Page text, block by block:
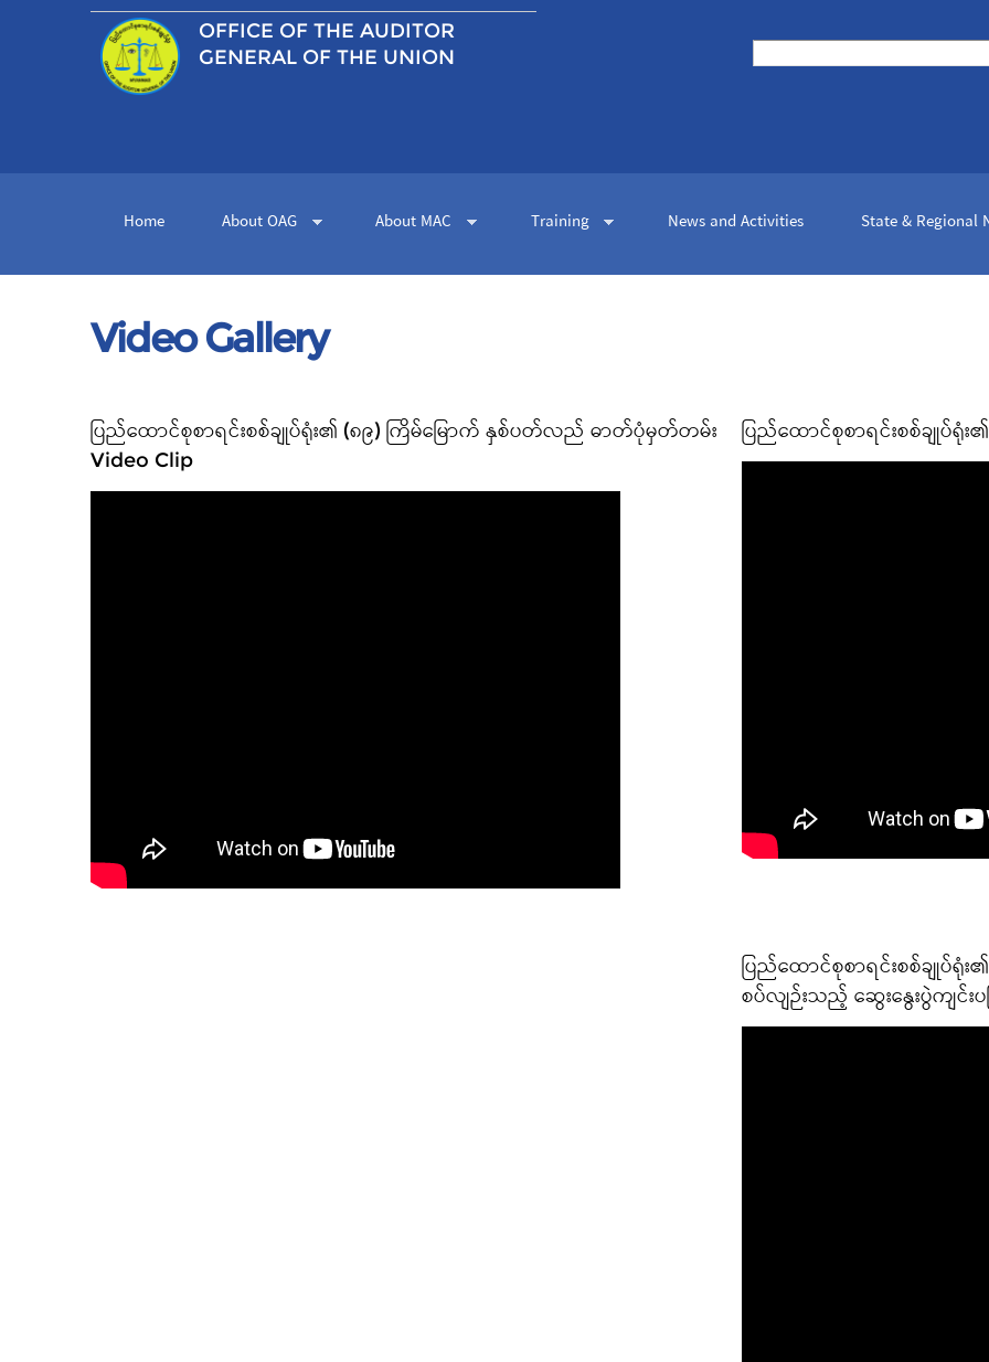
OFFICE OF THE AUDITOR
GENERAL OF THE UNION
Search form
Home About OAG About MAC Training News and Activities State & Regional
Video Gallery
ပြည်ထောင်စုစာရင်းစစ်ချုပ်ရုံး၏ (၈၉) ကြိမ်မြောက် နှစ်ပတ်လည် ဓာတ်ပုံမှတ်တမ်း
Video Clip
ပြည်ထောင်စုစာရင်းစစ်ချုပ်
ပြည်ထောင်စုစာရင်းစစ်ချုပ်ရုံ
စပ်လျဉ်းသည့် ဆွေးနွေးပွဲကျင်းပ
Pages